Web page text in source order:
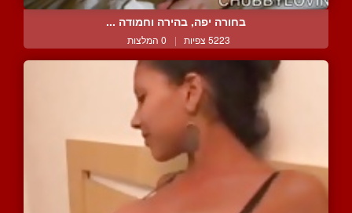
בחורה יפה, בהירה וחמודה ...
5223 צפיות | 0 המלצות